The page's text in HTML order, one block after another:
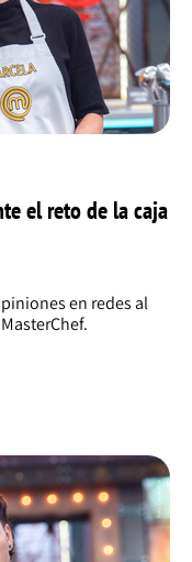
el reto de la caja
en redes al